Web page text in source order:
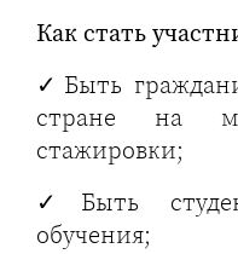
Как стать
✓Быть
стране на
стажировки;
✓Быть
обучения;